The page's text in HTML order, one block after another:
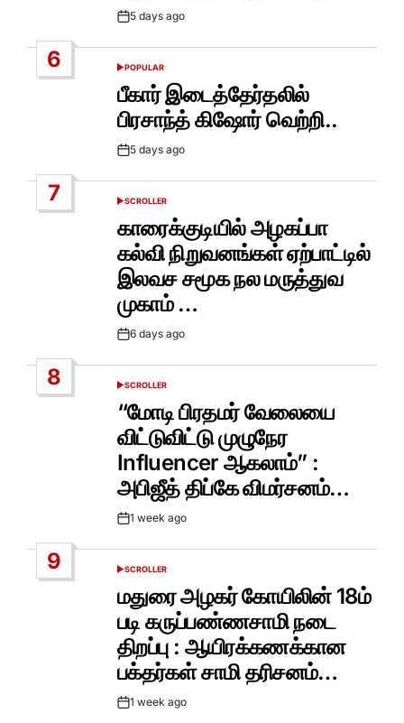
Post5 days ago
6
POSTED
POPULAR
பீகார் இடைத்தேர்தலில்
பிரசாந்த் கிஷோர் வெற்றி..
Post5 days ago
7
POSTED
SCROLLER
காரைக்குடியில் அழகப்பா
கல்வி நிறுவனங்கள் ஏற்பாட்டில்
இலவச சமூக நல மருத்துவ
முகாம் …
Post6 days ago
8
POSTED
SCROLLER
“மோடி பிரதமர் வேலையை
விட்டுவிட்டு முழுநேர
Influencer ஆகலாம்” :
அபிஜீத் திப்கே விமர்சனம்…
Post1 week ago
9
POSTED
SCROLLER
மதுரை அழகர் கோயிலின் 18ம்
படி கருப்பண்ணசாமி நடை
திறப்பு : ஆயிரக்கணக்கான
பக்தர்கள் சாமி தரிசனம்…
Post1 week ago